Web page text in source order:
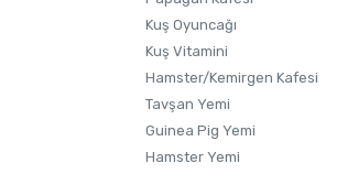
Kuş Oyuncağı
Kuş Vitamini
Hamster/Kemirgen Kafesi
Tavşan Yemi
Guinea Pig Yemi
Hamster Yemi